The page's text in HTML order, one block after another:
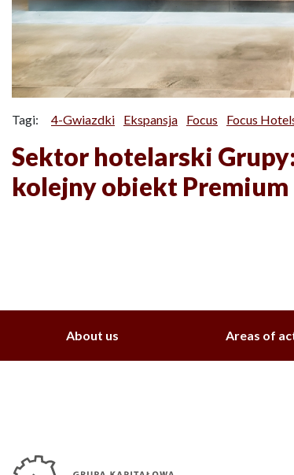
Tagi: 4-Gwiazdki Ekspansja Focus Focus
Sektor hotelarski
kolejny obiekt Premium
About us Areas of